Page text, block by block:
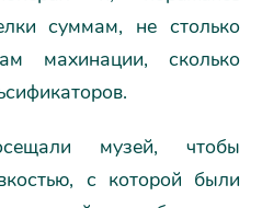
суммам, не столько
махинации, сколько
музей, чтобы
с которой были